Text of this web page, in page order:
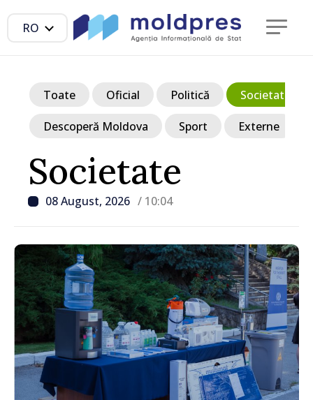
RO
Societate
08 August, 2026 / 10:04
Toate Oficial Politică Societate
Descoperă Moldova Sport Externe